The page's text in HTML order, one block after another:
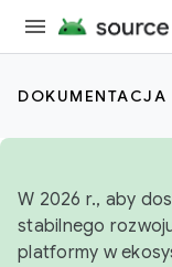
DOKUMENTACJA
W 2026 r., aby
stabilnego
platformy w